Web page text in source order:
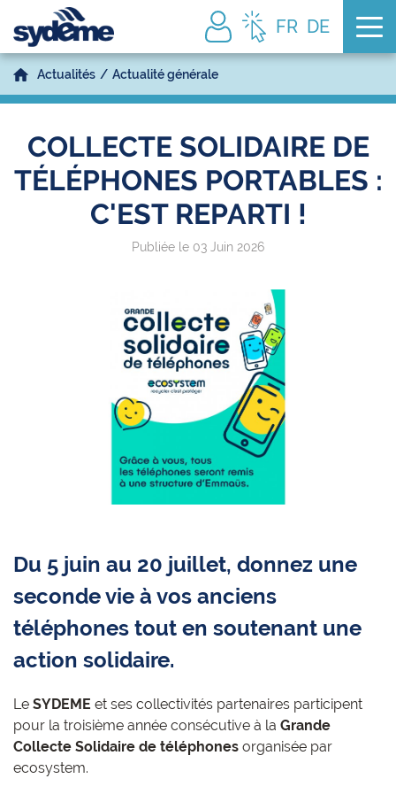
FR DE
Actualités Actualité générale
COLLECTE SOLIDAIRE DE
TÉLÉPHONES PORTABLES :
C'EST REPARTI !
Publiée le 03 Juin 2026
Du 5 juin au 20 juillet, donnez une
seconde vie à vos anciens
téléphones tout en soutenant une
action solidaire.
Le SYDEME et ses collectivités partenaires participent
pour la troisième année consécutive à la Grande
Collecte Solidaire de téléphones organisée par
ecosystem.